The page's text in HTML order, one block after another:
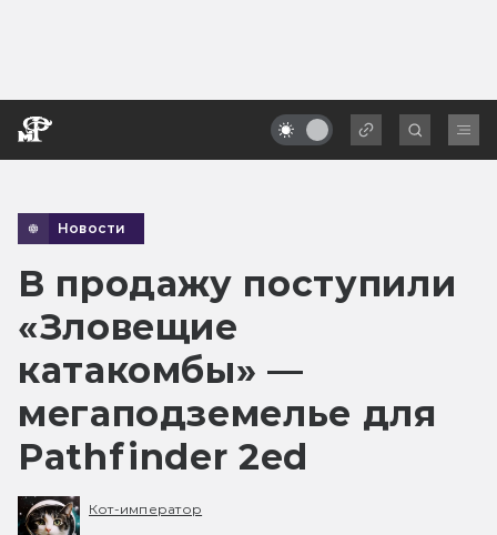
Новости
В продажу поступили
«Зловещие
катакомбы» —
мегаподземелье для
Pathfinder 2ed
Кот-император